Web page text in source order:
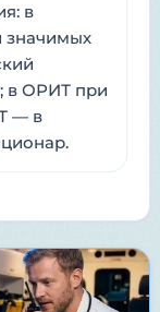
в
значимых
в ОРИТ при
— в